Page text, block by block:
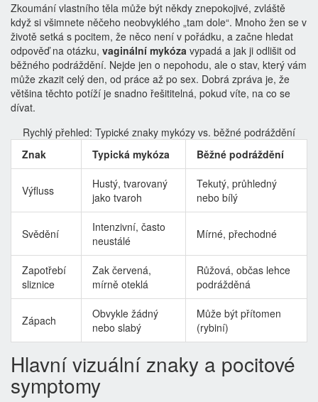
Zkoumání vlastního těla může být někdy znepokojivé, zvláště
když si všimnete něčeho neobvyklého „tam dole“. Mnoho žen se v
životě setká s pocitem, že něco není v pořádku, a začne hledat
odpověď na otázku, vaginální mykóza vypadá a jak ji odlišit od
běžného podráždění. Nejde jen o nepohodu, ale o stav, který vám
může zkazit celý den, od práce až po sex. Dobrá zpráva je, že
většina těchto potíží je snadno řešititelná, pokud víte, na co se
dívat.
Rychlý přehled: Typické znaky mykózy vs. běžné podráždění
Znak
Typická mykóza Běžné podráždění
Výfluss
Hustý, tvarovaný
jako tvaroh
Tekutý, průhledný
nebo bílý
Svědění
Intenzivní, často
neustálé
Mírné, přechodné
Zapotřebí
sliznice
Zak červená,
mírně oteklá
Růžová, občas lehce
podrážděná
Zápach
Obvykle žádný
nebo slabý
Může být přítomen
(rybiní)
Hlavní vizuální znaky a pocitové
symptomy